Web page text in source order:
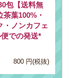
包【送料無
葉100%・
・ノンカフェ
での発送*
800 円(税抜)